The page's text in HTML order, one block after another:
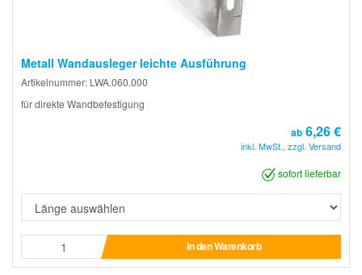
Metall Wandausleger leichte Ausführung
Artikelnummer: LWA.060.000
für direkte Wandbefestigung
ab 6,26 €
inkl. MwSt., zzgl. Versand
sofort lieferbar
In den Warenkorb